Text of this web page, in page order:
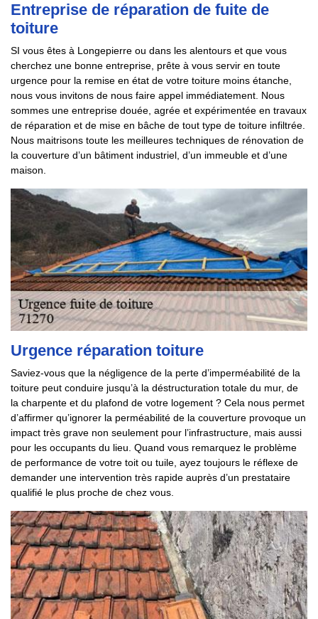
Entreprise de réparation de fuite de
toiture
SI vous êtes à Longepierre ou dans les alentours et que vous
cherchez une bonne entreprise, prête à vous servir en toute
urgence pour la remise en état de votre toiture moins étanche,
nous vous invitons de nous faire appel immédiatement. Nous
sommes une entreprise douée, agrée et expérimentée en travaux
de réparation et de mise en bâche de tout type de toiture infiltrée.
Nous maitrisons toute les meilleures techniques de rénovation de
la couverture d’un bâtiment industriel, d’un immeuble et d’une
maison.
Urgence réparation toiture
Saviez-vous que la négligence de la perte d’imperméabilité de la
toiture peut conduire jusqu’à la déstructuration totale du mur, de
la charpente et du plafond de votre logement ? Cela nous permet
d’affirmer qu’ignorer la perméabilité de la couverture provoque un
impact très grave non seulement pour l’infrastructure, mais aussi
pour les occupants du lieu. Quand vous remarquez le problème
de performance de votre toit ou tuile, ayez toujours le réflexe de
demander une intervention très rapide auprès d’un prestataire
qualifié le plus proche de chez vous.